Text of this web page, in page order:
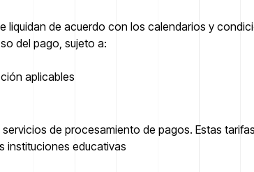
de acuerdo con los calendarios y
del pago, sujeto a:
aplicables
de procesamiento de pagos. Estas
instituciones educativas